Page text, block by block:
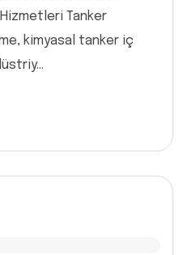
Tanker
kimyasal tanker iç